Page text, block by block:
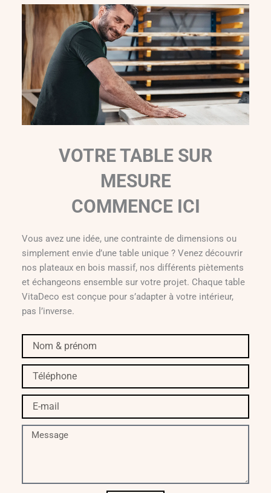
VOTRE TABLE SUR
MESURE
COMMENCE ICI
Vous avez une idée, une contrainte de dimensions ou
simplement envie d’une table unique ? Venez découvrir
nos plateaux en bois massif, nos différents piètements
et échangeons ensemble sur votre projet. Chaque table
VitaDeco est conçue pour s’adapter à votre intérieur,
pas l’inverse.
prénom
mail
Message